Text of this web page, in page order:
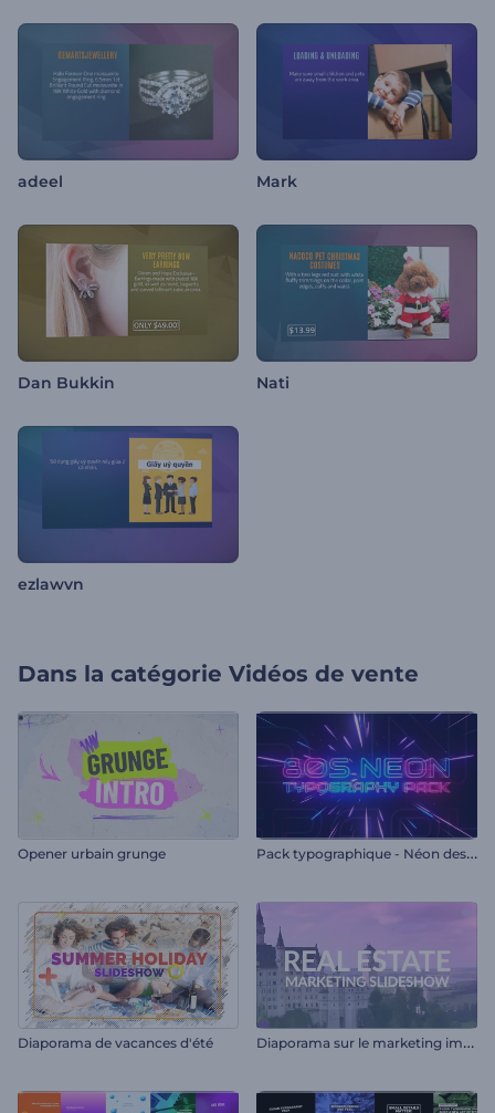
adeel Mark
Dan Bukkin Nati
ezlawvn
Dans la catégorie Vidéos de vente
Opener urbain grunge P
ack typographique - Néon des années 80
Diaporama de vacances d'été D
iaporama sur le marketing immobilier